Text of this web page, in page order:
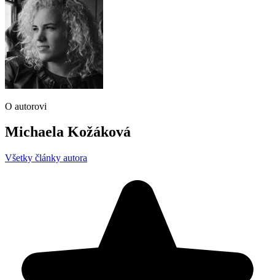
O autorovi
Michaela Kožáková
Všetky články autora